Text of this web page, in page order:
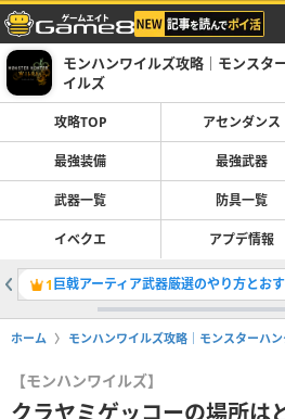
モンハンワイルズ攻略｜モンスタ
イルズ
攻略TOP アセンダンス
最強装備 最強武器
武器一覧 防具一覧
イベクエ アプデ情報
1巨戟アーティア武器厳選のやり方とお
ホーム モンハンワイルズ攻略｜モンスターハ
【モンハンワイルズ】
クラヤミゲッコーの場所は